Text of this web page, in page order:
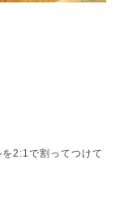
2:1で割ってつけて